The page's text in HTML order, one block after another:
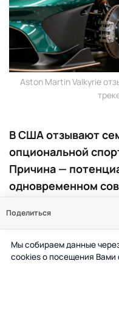
Поделиться
Aston Martin Valkyrie
В США отзывают
опциональной
Причина —
одновременном
риск отсутствует.
Семь экземпляров
более 3 миллионов
Мы собираем данные
cookies о посещения Вами